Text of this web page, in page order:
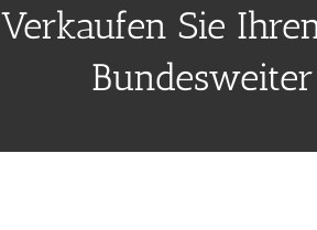
Verkaufen Sie